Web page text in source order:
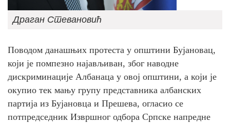
Драган Стевановић
Поводом данашњих протеста у општини Бујановац,
који је помпезно најављиван, због наводне
дискриминације Албанаца у овој општини, а који је
окупио тек мању групу представника албанских
партија из Бујановца и Прешева, огласио се
потпредседник Извршног одбора Српске напредне